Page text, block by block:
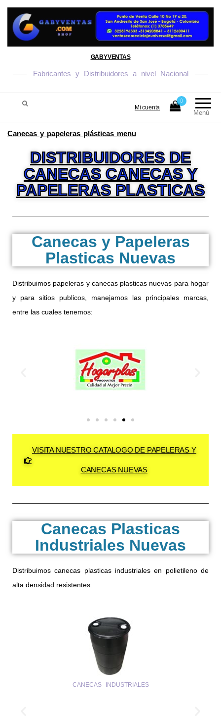
GABYVENTAS
Fabricantes y Distribuidores a nivel Nacional
Menú
0
Mi cuenta
Canecas y papeleras plásticas menu
DISTRIBUIDORES DE
CANECAS CANECAS Y
PAPELERAS PLASTICAS
Canecas y Papeleras
Plasticas Nuevas
Distribuimos papeleras y canecas plasticas nuevas para hogar
y para sitios publicos, manejamos las principales marcas,
entre las cuales tenemos:
VISITA NUESTRO CATALOGO DE PAPELERAS Y
CANECAS NUEVAS
Canecas Plasticas
Industriales Nuevas
Distribuimos canecas plasticas industriales en polietileno de
alta densidad resistentes.
CANECAS INDUSTRIALES